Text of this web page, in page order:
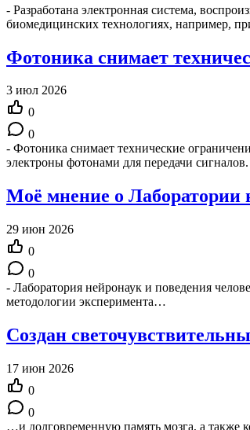
- Разработана электронная система,
биомедицинских технологиях, например,
Фотоника снимает
3 июл 2026
0
0
- Фотоника снимает технические
электроны фотонами для передачи
Моё мнение о Лаборатории
29 июн 2026
0
0
- Лаборатория нейронаук и поведения
методологии эксперимента…
Создан
17 июн 2026
0
0
…и долговременную память мозга, а также